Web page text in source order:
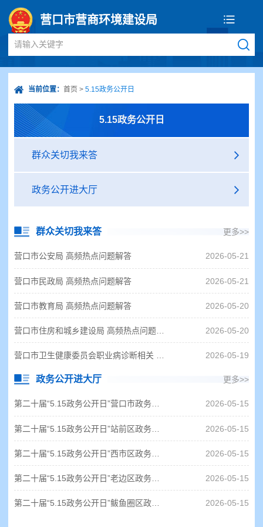
营口市营商环境建设局
请输入关键字
当前位置： 首页 > 5.15政务公开日
5.15政务公开日
群众关切我来答
政务公开进大厅
群众关切我来答 更多>>
营口市公安局 高频热点问题解答 2026-05-21
营口市民政局 高频热点问题解答 2026-05-21
营口市教育局 高频热点问题解答 2026-05-20
2026-05-20
2026-05-19
政务公开进大厅 更多>>
2026-05-15
2026-05-15
2026-05-15
2026-05-15
2026-05-15